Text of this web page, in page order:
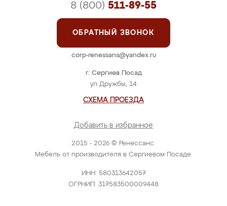
2015 - 2026 © Ренессанс.
Мебель от производителя в Сергиевом Посаде.
ИНН: 580313642057
ОГРНИП: 317583500009448
г. Сергиев Посад
ул Дружбы, 14
СХЕМА ПРОЕЗДА
Добавить в избранное
8 (800) 511-89-55
ОБРАТНЫЙ ЗВОНОК
corp-renessans@yandex.ru